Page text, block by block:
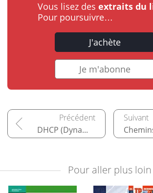
Vous lisez des extraits du
Pour poursuivre…
J'achète
Je m'abonne
DHCP (Dynamic Host Configuration Protocol)
Pour aller plus loin